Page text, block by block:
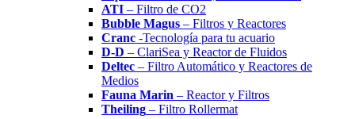
ATI – Filtro de CO2
Bubble Magus – Filtros y Reactores
Cranc -Tecnología para tu acuario
D-D – ClariSea y Reactor de Fluidos
Deltec – Filtro Automático y Reactores de
Medios
Fauna Marin – Reactor y Filtros
Theiling – Filtro Rollermat